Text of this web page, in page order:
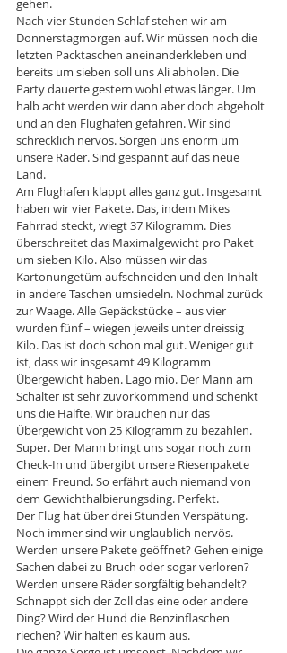
gehen.
Nach vier Stunden Schlaf stehen wir am
Donnerstagmorgen auf. Wir müssen noch die
letzten Packtaschen aneinanderkleben und
bereits um sieben soll uns Ali abholen. Die
Party dauerte gestern wohl etwas länger. Um
halb acht werden wir dann aber doch abgeholt
und an den Flughafen gefahren. Wir sind
schrecklich nervös. Sorgen uns enorm um
unsere Räder. Sind gespannt auf das neue
Land.
Am Flughafen klappt alles ganz gut. Insgesamt
haben wir vier Pakete. Das, indem Mikes
Fahrrad steckt, wiegt 37 Kilogramm. Dies
überschreitet das Maximalgewicht pro Paket
um sieben Kilo. Also müssen wir das
Kartonungetüm aufschneiden und den Inhalt
in andere Taschen umsiedeln. Nochmal zurück
zur Waage. Alle Gepäckstücke – aus vier
wurden fünf – wiegen jeweils unter dreissig
Kilo. Das ist doch schon mal gut. Weniger gut
ist, dass wir insgesamt 49 Kilogramm
Übergewicht haben. Lago mio. Der Mann am
Schalter ist sehr zuvorkommend und schenkt
uns die Hälfte. Wir brauchen nur das
Übergewicht von 25 Kilogramm zu bezahlen.
Super. Der Mann bringt uns sogar noch zum
Check-In und übergibt unsere Riesenpakete
einem Freund. So erfährt auch niemand von
dem Gewichthalbierungsding. Perfekt.
Der Flug hat über drei Stunden Verspätung.
Noch immer sind wir unglaublich nervös.
Werden unsere Pakete geöffnet? Gehen einige
Sachen dabei zu Bruch oder sogar verloren?
Werden unsere Räder sorgfältig behandelt?
Schnappt sich der Zoll das eine oder andere
Ding? Wird der Hund die Benzinflaschen
riechen? Wir halten es kaum aus.